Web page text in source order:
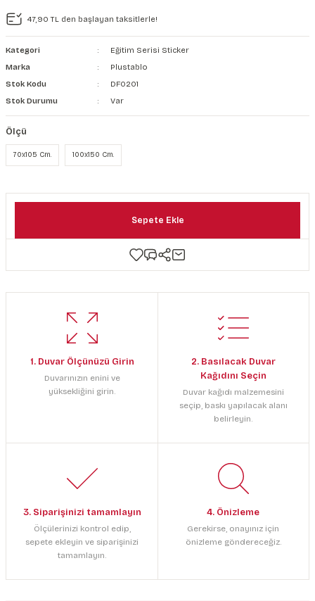
Duvar Kanvası
47,90 TL den başlayan taksitlerle!
Kategori
Eğitim Serisi Sticker
Marka
Plustablo
Stok Kodu
DF0201
Stok Durumu
Var
Ölçü
70x105 Cm. 100x150 Cm.
Sepete Ekle
1. Duvar Ölçünüzü Girin
Duvarınızın enini ve
yüksekliğini girin.
2. Basılacak Duvar
Kağıdını Seçin
Duvar kağıdı malzemesini
seçip, baskı yapılacak alanı
belirleyin.
3. Siparişinizi tamamlayın
Ölçülerinizi kontrol edip,
sepete ekleyin ve siparişinizi
tamamlayın.
4. Önizleme
Gerekirse, onayınız için
önizleme göndereceğiz.